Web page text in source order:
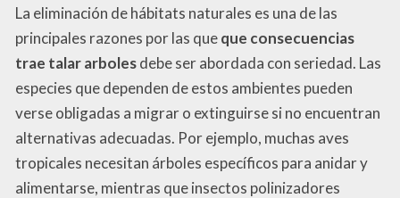
La eliminación de hábitats naturales es una de las
principales razones por las queque consecuencias
trae talar arbolesdebe ser abordada con seriedad. Las
especies que dependen de estos ambientes pueden
verse obligadas a migrar o extinguirse si no encuentran
alternativas adecuadas. Por ejemplo, muchas aves
tropicales necesitan árboles específicos para anidar y
alimentarse, mientras que insectos polinizadores